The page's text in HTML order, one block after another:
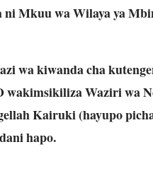
Mkuu wa Wilaya ya
wa kiwanda cha
wakimsikiliza Waziri wa
Kairuki (hayupo
hapo.